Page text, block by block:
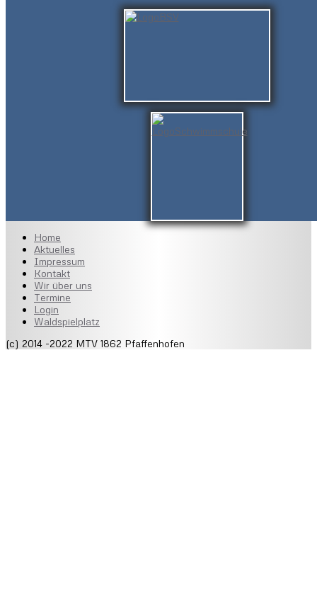
Home
Aktuelles
Impressum
Kontakt
Wir über uns
Termine
Login
Waldspielplatz
(c) 2014 -2022 MTV 1862 Pfaffenhofen